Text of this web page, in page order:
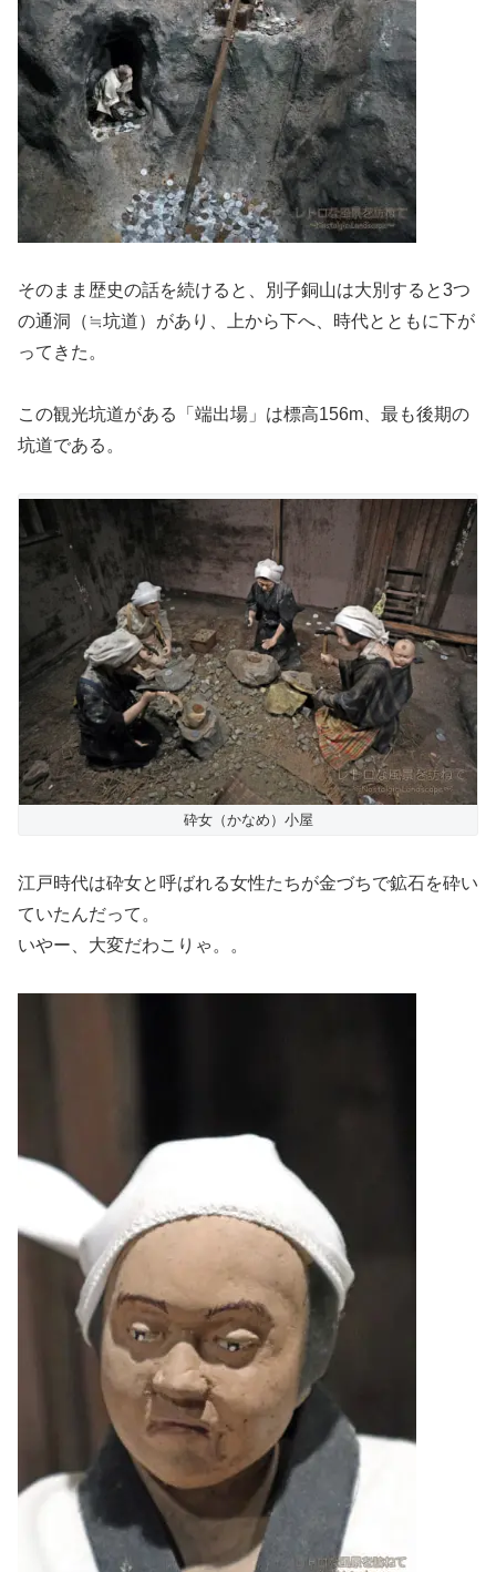
そのまま歴史の話を続けると、別子銅山は大別すると3つ
の通洞（≒坑道）があり、上から下へ、時代とともに下が
ってきた。
この観光坑道がある「端出場」は標高156m、最も後期の
坑道である。
砕女（かなめ）小屋
江戸時代は砕女と呼ばれる女性たちが金づちで鉱石を砕い
ていたんだって。
いやー、大変だわこりゃ。。